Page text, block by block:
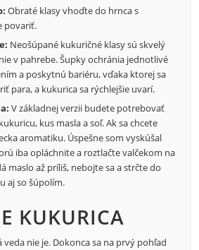
Obraté klasy vhoďte do hrnca s
povariť.
Neošúpané kukuričné klasy sú skvelý
v pahrebe. Šupky ochránia jednotlivé
a poskytnú bariéru, vďaka ktorej sa
para, a kukurica sa rýchlejšie uvarí.
V základnej verzii budete potrebovať
kus masla a soľ. Ak sa chcete
aromatiku. Úspešne som vyskúšal
iba opláchnite a roztlačte valčekom na
maslo až príliš, nebojte sa a strčte do
aj so šúpolím.
KUKURICA
nie je. Dokonca sa na prvý pohľad